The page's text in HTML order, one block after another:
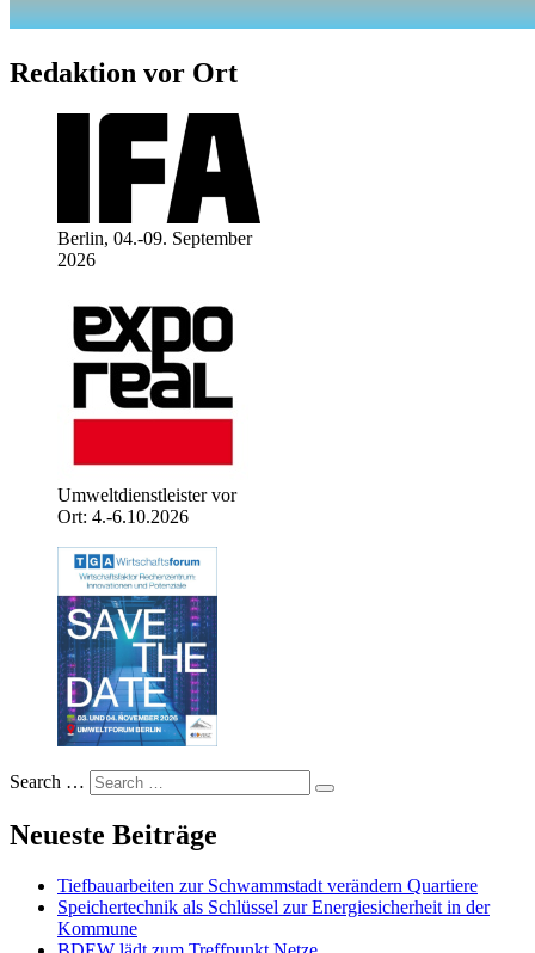
Redaktion vor Ort
Berlin, 04.-09. September
2026
Umweltdienstleister vor
Ort: 4.-6.10.2026
Search …
Neueste Beiträge
Tiefbauarbeiten zur Schwammstadt verändern Quartiere
Speichertechnik als Schlüssel zur Energiesicherheit in der
Kommune